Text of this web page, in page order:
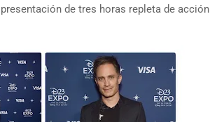
de tres horas repleta de acción